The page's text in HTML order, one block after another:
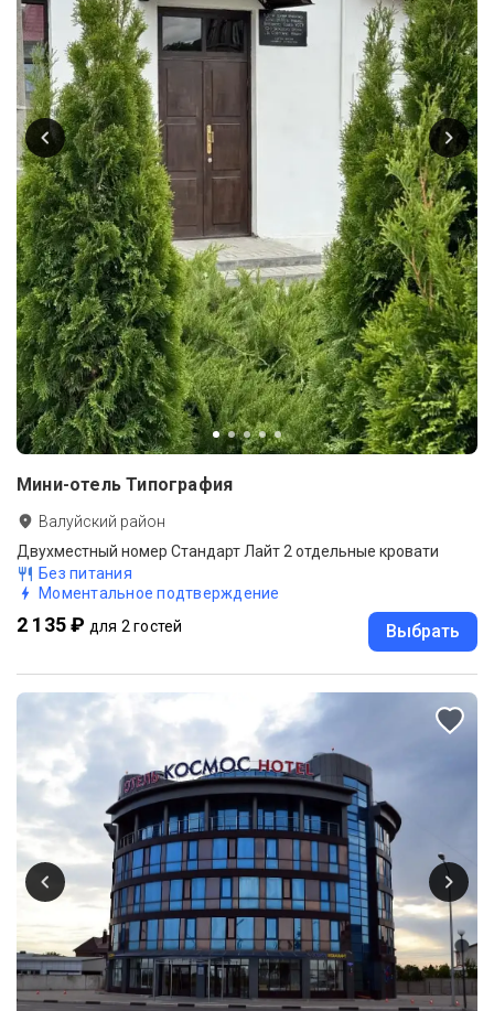
Мини-отель Типография
Валуйский район
Двухместный номер Стандарт Лайт 2 отдельные кровати
Без питания
Моментальное подтверждение
2 135 ₽ для 2 гостей Выбрать